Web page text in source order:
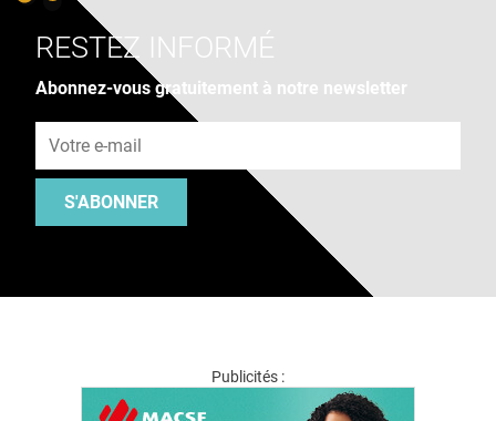
RESTEZ INFORMÉ
Abonnez-vous gratuitement à notre newsletter
S'ABONNER
Publicités :